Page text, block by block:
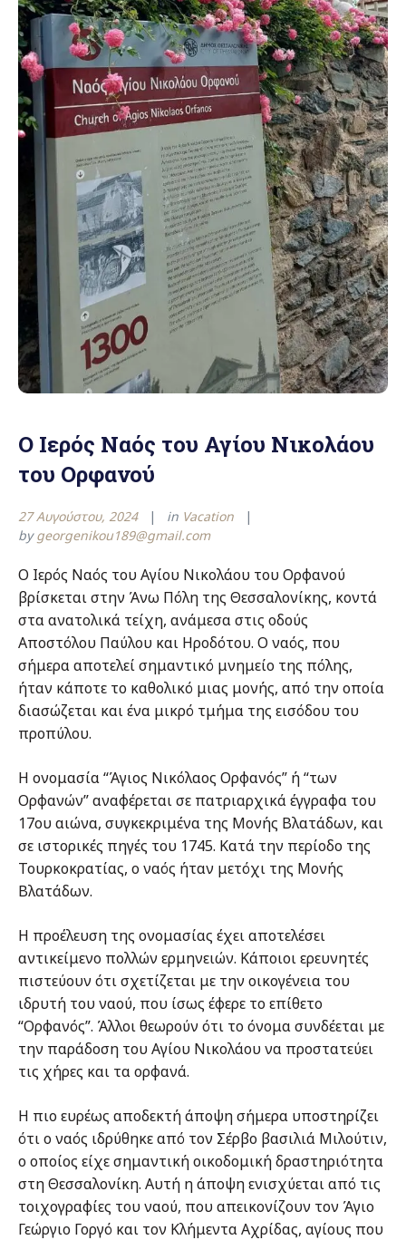
Ο Ιερός Ναός του Αγίου Νικολάου
του Ορφανού
27 Αυγούστου, 2024 in Vacation
bygeorgenikou189@gmail.com
Ο Ιερός Ναός του Αγίου Νικολάου του Ορφανού
βρίσκεται στην Άνω Πόλη της Θεσσαλονίκης, κοντά
στα ανατολικά τείχη, ανάμεσα στις οδούς
Αποστόλου Παύλου και Ηροδότου. Ο ναός, που
σήμερα αποτελεί σημαντικό μνημείο της πόλης,
ήταν κάποτε το καθολικό μιας μονής, από την οποία
διασώζεται και ένα μικρό τμήμα της εισόδου του
προπύλου.
Η ονομασία “Άγιος Νικόλαος Ορφανός” ή “των
Ορφανών” αναφέρεται σε πατριαρχικά έγγραφα του
17ου αιώνα, συγκεκριμένα της Μονής Βλατάδων, και
σε ιστορικές πηγές του 1745. Κατά την περίοδο της
Τουρκοκρατίας, ο ναός ήταν μετόχι της Μονής
Βλατάδων.
Η προέλευση της ονομασίας έχει αποτελέσει
αντικείμενο πολλών ερμηνειών. Κάποιοι ερευνητές
πιστεύουν ότι σχετίζεται με την οικογένεια του
ιδρυτή του ναού, που ίσως έφερε το επίθετο
“Ορφανός”. Άλλοι θεωρούν ότι το όνομα συνδέεται με
την παράδοση του Αγίου Νικολάου να προστατεύει
τις χήρες και τα ορφανά.
Η πιο ευρέως αποδεκτή άποψη σήμερα υποστηρίζει
ότι ο ναός ιδρύθηκε από τον Σέρβο βασιλιά Μιλούτιν,
ο οποίος είχε σημαντική οικοδομική δραστηριότητα
στη Θεσσαλονίκη. Αυτή η άποψη ενισχύεται από τις
τοιχογραφίες του ναού, που απεικονίζουν τον Άγιο
Γεώργιο Γοργό και τον Κλήμεντα Αχρίδας, αγίους που